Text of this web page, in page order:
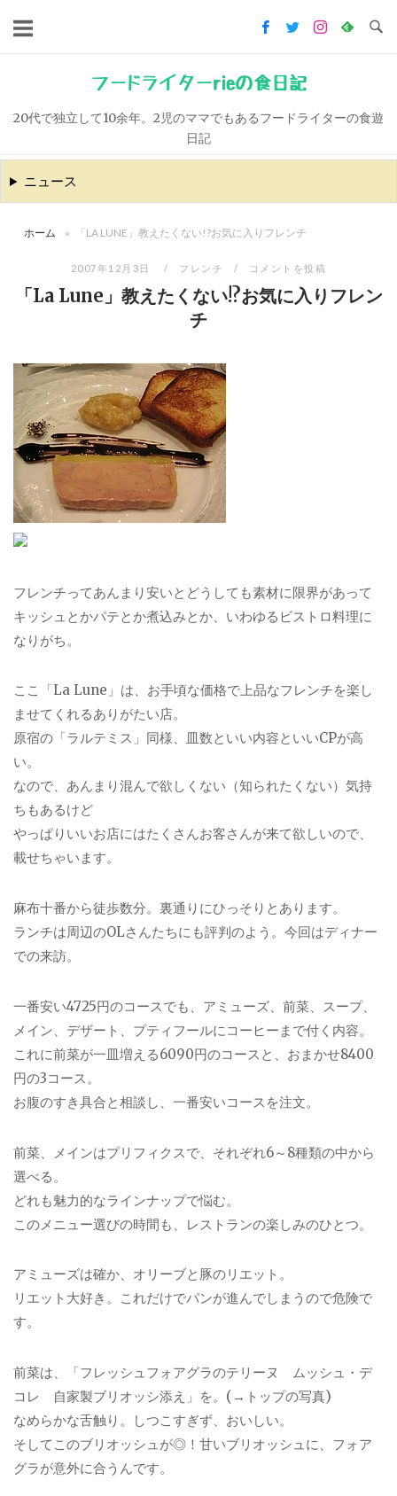
キ
ッ
フードライターrieの食日記
20代で独立して10余年。2児のママでもあるフードライターの食遊
日記
ニュース
ホーム » 「LA LUNE」教えたくない!?お気に入りフレンチ
2007年12月3日 フレンチ コメントを投稿
「La Lune」教えたくない!?お気に入りフレン
チ
フレンチってあんまり安いとどうしても素材に限界があって
キッシュとかパテとか煮込みとか、いわゆるビストロ料理に
なりがち。
ここ「La Lune」は、お手頃な価格で上品なフレンチを楽し
ませてくれるありがたい店。
原宿の「ラルテミス」同様、皿数といい内容といいCPが高
い。
なので、あんまり混んで欲しくない（知られたくない）気持
ちもあるけど
やっぱりいいお店にはたくさんお客さんが来て欲しいので、
載せちゃいます。
麻布十番から徒歩数分。裏通りにひっそりとあります。
ランチは周辺のOLさんたちにも評判のよう。今回はディナー
での来訪。
一番安い4725円のコースでも、アミューズ、前菜、スープ、
メイン、デザート、プティフールにコーヒーまで付く内容。
これに前菜が一皿増える6090円のコースと、おまかせ8400
円の3コース。
お腹のすき具合と相談し、一番安いコースを注文。
前菜、メインはプリフィクスで、それぞれ6～8種類の中から
選べる。
どれも魅力的なラインナップで悩む。
このメニュー選びの時間も、レストランの楽しみのひとつ。
アミューズは確か、オリーブと豚のリエット。
リエット大好き。これだけでパンが進んでしまうので危険で
す。
前菜は、「フレッシュフォアグラのテリーヌ ムッシュ・デ
コレ 自家製ブリオッシ添え」を。(→トップの写真)
なめらかな舌触り。しつこすぎず、おいしい。
そしてこのブリオッシュが◎！甘いブリオッシュに、フォア
グラが意外に合うんです。